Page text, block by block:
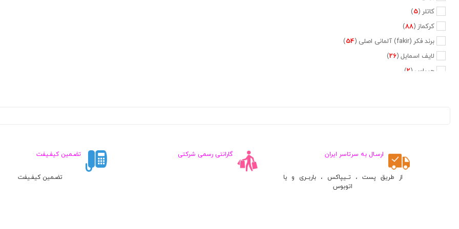
کاتلر (5
)
کرکماز (88
)
برند فکر (fakir) آلمانی اصلی (
54
)
لایف اسمایل (26
)
جیپاس (2
)
)
جی وی سی (
)
ارسـال به سرتاسر ایران
از طریق پست ، تــیپاکس ، باربــری و یا
اتوبوس
گارانتی رسمی شرکتی تضـمین کیفـیفت
تضـمین کیفـیفت